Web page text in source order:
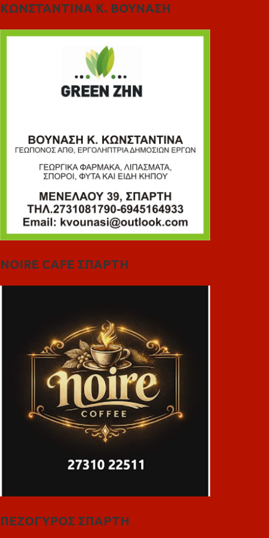
ΚΩΝΣΤΑΝΤΙΝΑ Κ. ΒΟΥΝΑΣΗ
NOIRE CAFE ΣΠΑΡΤΗ
ΠΕΖΟΓΥΡΟΣ ΣΠΑΡΤΗ